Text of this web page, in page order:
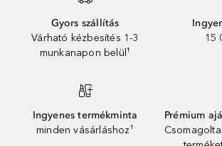
Gyors szállítás
Várható kézbesítés 1-3
munkanapon belül¹
15
Ingyenes termékminta
minden vásárláshoz¹
Prémium